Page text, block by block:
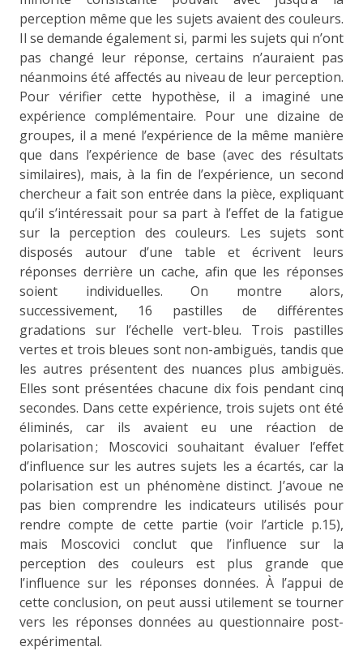
perception même que les sujets avaient des couleurs.
Il se demande également si, parmi les sujets qui n’ont
pas changé leur réponse, certains n’auraient pas
néanmoins été affectés au niveau de leur perception.
Pour vérifier cette hypothèse, il a imaginé une
expérience complémentaire. Pour une dizaine de
groupes, il a mené l’expérience de la même manière
que dans l’expérience de base (avec des résultats
similaires), mais, à la fin de l’expérience, un second
chercheur a fait son entrée dans la pièce, expliquant
qu’il s’intéressait pour sa part à l’effet de la fatigue
sur la perception des couleurs. Les sujets sont
disposés autour d’une table et écrivent leurs
réponses derrière un cache, afin que les réponses
soient individuelles. On montre alors,
successivement, 16 pastilles de différentes
gradations sur l’échelle vert-bleu. Trois pastilles
vertes et trois bleues sont non-ambiguës, tandis que
les autres présentent des nuances plus ambiguës.
Elles sont présentées chacune dix fois pendant cinq
secondes. Dans cette expérience, trois sujets ont été
éliminés, car ils avaient eu une réaction de
polarisation ; Moscovici souhaitant évaluer l’effet
d’influence sur les autres sujets les a écartés, car la
polarisation est un phénomène distinct. J’avoue ne
pas bien comprendre les indicateurs utilisés pour
rendre compte de cette partie (voir l’article p.15),
mais Moscovici conclut que l’influence sur la
perception des couleurs est plus grande que
l’influence sur les réponses données. À l’appui de
cette conclusion, on peut aussi utilement se tourner
vers les réponses données au questionnaire post-
expérimental.